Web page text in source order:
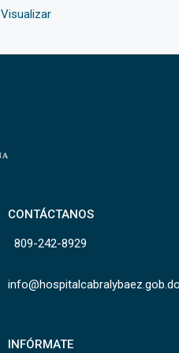
Visualizar
CONTÁCTANOS
809-242-8929
INFÓRMATE